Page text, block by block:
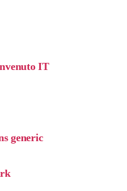
IT
generic